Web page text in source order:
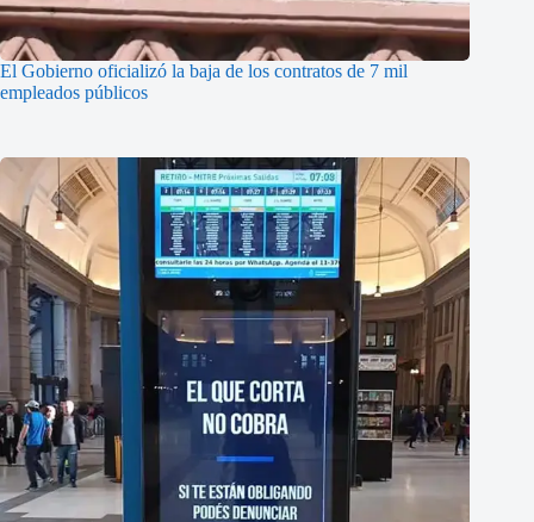
El Gobierno oficializó la baja de los contratos de 7 mil
empleados públicos